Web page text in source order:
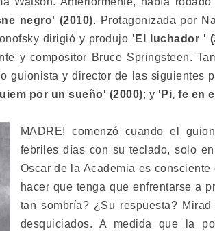
negro' (2010). Protagonizada por
dirigió y produjo 'El luchador '
y compositor Bruce Springsteen.
guionista y director de las siguientes
por un sueño' (2000); y 'Pi, fe en
MADRE! comenzó cuando el
febriles días con su teclado, solo
Oscar de la Academia es
hacer que tenga que enfrentarse a
tan sombría? ¿Su respuesta?
desquiciados. A medida que la